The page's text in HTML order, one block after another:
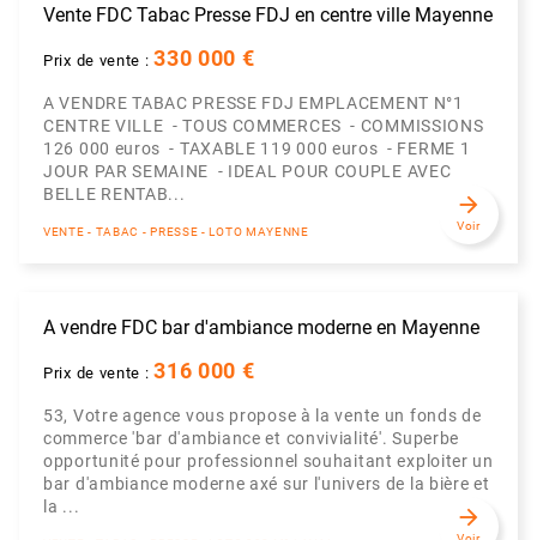
Vente FDC Tabac Presse FDJ en centre ville Mayenne
Prix de vente :330 000 €
A VENDRE TABAC PRESSE FDJ EMPLACEMENT N°1
CENTRE VILLE - TOUS COMMERCES - COMMISSIONS
126 000 euros - TAXABLE 119 000 euros - FERME 1
JOUR PAR SEMAINE - IDEAL POUR COUPLE AVEC
BELLE RENTAB...
VENTE - TABAC - PRESSE - LOTO MAYENNE
arrow_forward
Voir
A vendre FDC bar d'ambiance moderne en Mayenne
Prix de vente :316 000 €
53, Votre agence vous propose à la vente un fonds de
commerce 'bar d'ambiance et convivialité'. Superbe
opportunité pour professionnel souhaitant exploiter un
bar d'ambiance moderne axé sur l'univers de la bière et
la ...
arrow_forward